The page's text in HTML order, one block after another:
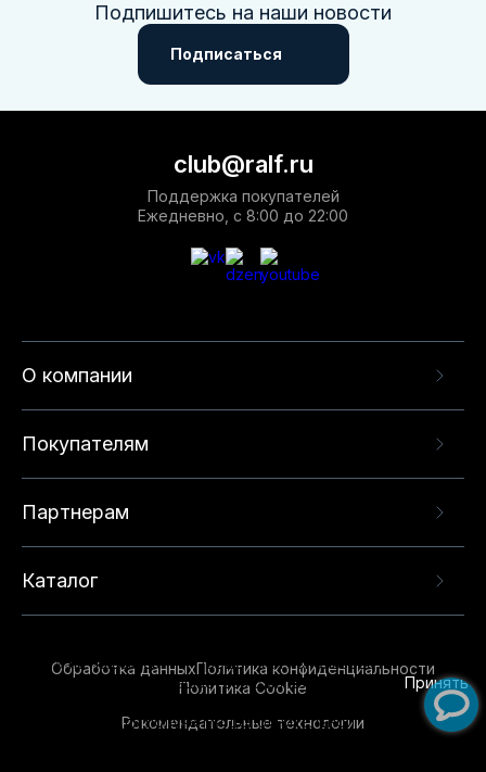
Подпишитесь на наши новости
Подписаться
О компании
Покупателям
Партнерам
Каталог
club@ralf.ru
Поддержка покупателей
Ежедневно, с 8:00 до 22:00
Обработка данныхПолитика конфиденциальности
Политика Cookie
Рекомендательные технологии
опыта на нашем сайте. Продолжая использовать
данный сайт, вы соглашаетесь с использованием
технологий. Для получения дополнительной
Принять